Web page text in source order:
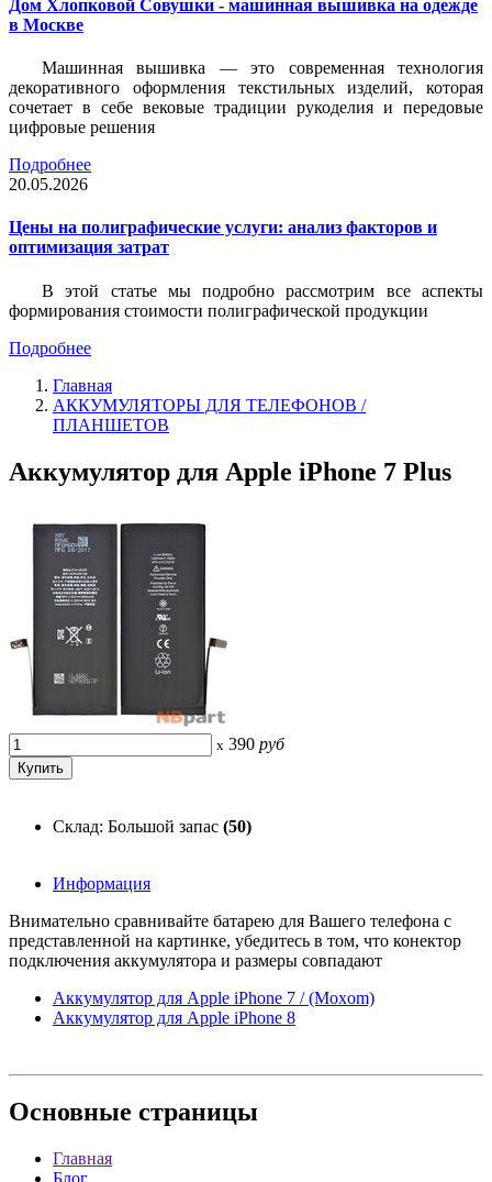
Дом Хлопковой Совушки - машинная вышивка на одежде
в Москве
Машинная вышивка — это современная технология
декоративного оформления текстильных изделий, которая
сочетает в себе вековые традиции рукоделия и передовые
цифровые решения
Подробнее
20.05.2026
Цены на полиграфические услуги: анализ факторов и
оптимизация затрат
В этой статье мы подробно рассмотрим все аспекты
формирования стоимости полиграфической продукции
Подробнее
Главная
АККУМУЛЯТОРЫ ДЛЯ ТЕЛЕФОНОВ /
ПЛАНШЕТОВ
Аккумулятор для Apple iPhone 7 Plus
x 390 руб
Склад: Большой запас (50)
Информация
Внимательно сравнивайте батарею для Вашего телефона с
представленной на картинке, убедитесь в том, что конектор
подключения аккумулятора и размеры совпадают
Аккумулятор для Apple iPhone 7 / (Moxom)
Аккумулятор для Apple iPhone 8
Основные страницы
Главная